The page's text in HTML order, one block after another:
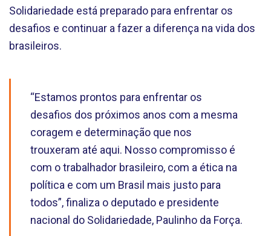
Solidariedade está preparado para enfrentar os
desafios e continuar a fazer a diferença na vida dos
brasileiros.
“Estamos prontos para enfrentar os
desafios dos próximos anos com a mesma
coragem e determinação que nos
trouxeram até aqui. Nosso compromisso é
com o trabalhador brasileiro, com a ética na
política e com um Brasil mais justo para
todos”, finaliza o deputado e presidente
nacional do Solidariedade, Paulinho da Força.